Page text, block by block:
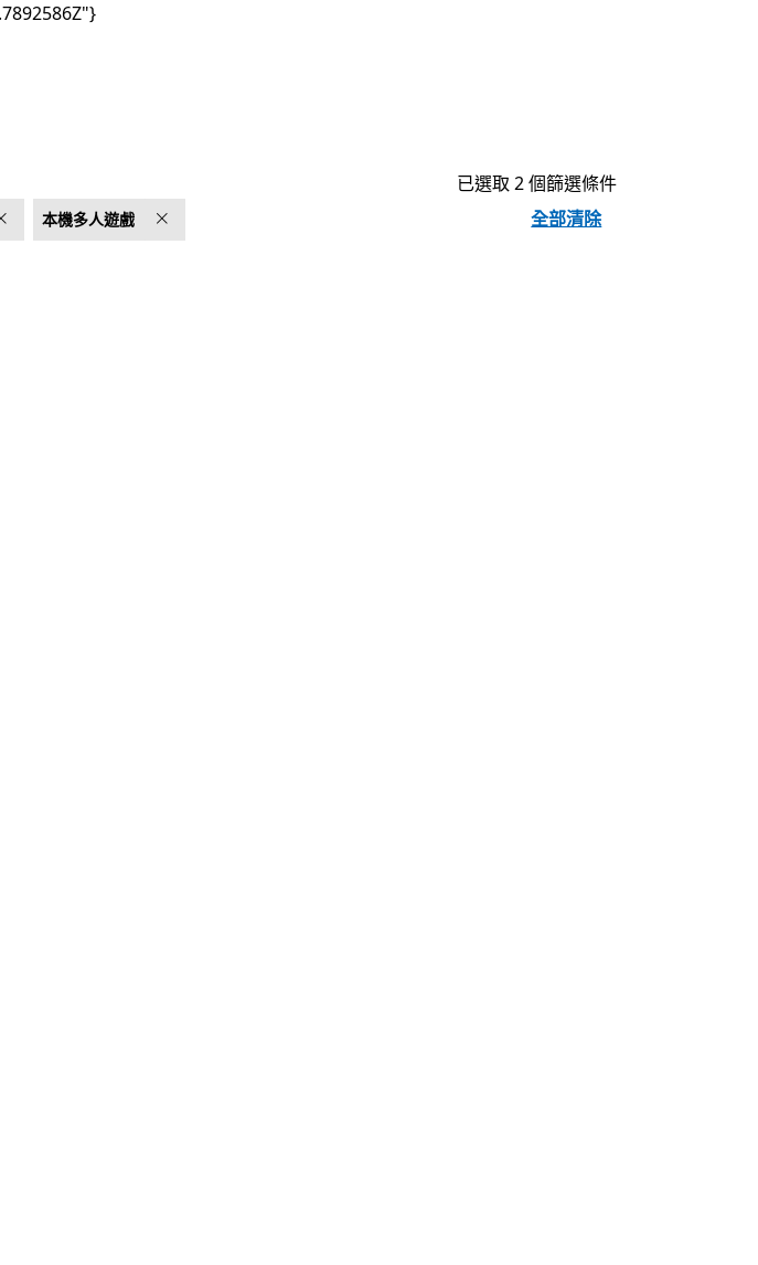
本機多人遊戲
已選取 2 個篩選條件
全部清除